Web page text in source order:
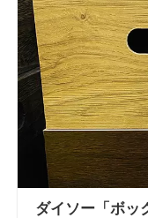
ダイソー「ボッ